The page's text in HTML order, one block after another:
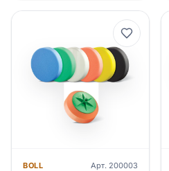
BOLL Арт. 200003